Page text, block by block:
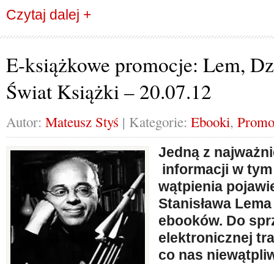
Czytaj dalej +
E-książkowe promocje: Lem,
Świat Książki – 20.07.12
Autor: Mateusz Styś | Kategorie: Ebooki,
Jedną z
informacji w
wątpienia
Stanisława
ebooków. Do
elektronicznej
co nas